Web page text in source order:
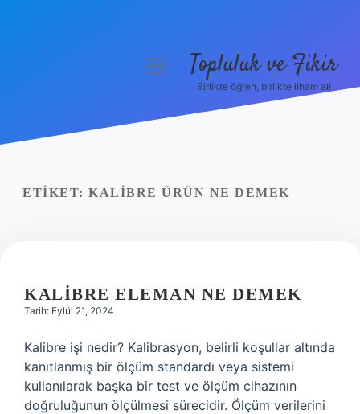
Yasal Uyarı
menüyüTopluluk ve Fikir
Birlikte öğren, birlikte ilham al!
ETIKET: KALIBRE ÜRÜN NE DEMEK
KALIBRE ELEMAN NE DEMEK
Tarih: Eylül 21, 2024
Kalibre işi nedir? Kalibrasyon, belirli koşullar altında
kanıtlanmış bir ölçüm standardı veya sistemi
kullanılarak başka bir test ve ölçüm cihazının
doğruluğunun ölçülmesi sürecidir. Ölçüm verilerini